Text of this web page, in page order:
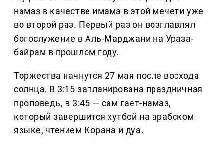
намаз в качестве имама в этой мечети уже
во второй раз. Первый раз он возглавлял
богослужение в Аль-Марджани на Ураза-
байрам в прошлом году.
Торжества начнутся 27 мая после восхода
солнца. В 3:15 запланирована праздничная
проповедь, в 3:45 — сам гает-намаз,
который завершится хутбой на арабском
языке, чтением Корана и дуа.